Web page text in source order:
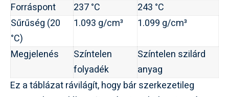
Forráspont
237 °C
243 °C
Sűrűség (20
°C)
1.093 g/cm³ 1.099 g/cm³
Megjelenés
Színtelen
folyadék
Színtelen szilárd
anyag
Ez a táblázat rávilágít, hogy bár szerkezetileg